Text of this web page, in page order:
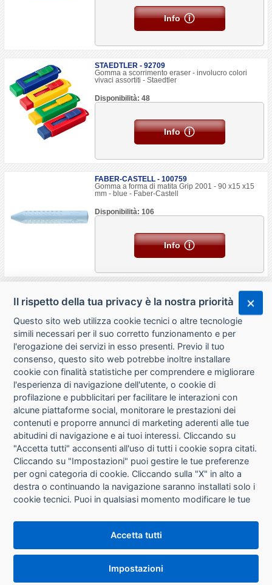
Info
STAEDTLER - 92709
Gomma a scorrimento eraser - involucro colori
vivaci assortiti - Staedtler
Disponibilità: 48
Info
FABER-CASTELL - 100759
Gomma a forma di matita Grip 2001 - 90 x15 x15
mm - blue - Faber-Castell
Disponibilità: 106
Info
CHI SIAMO
CONTATTI
CONDIZIONI DI VENDITA
RICHIESTA RECESSO
PRIVACY
Il rispetto della tua privacy è la nostra priorità
Questo sito web utilizza cookie tecnici o altre tecnologie
simili necessari per il suo corretto funzionamento e per
l'erogazione dei servizi in esso presenti. Previo il tuo
consenso, questo sito web potrebbe inoltre installare
cookie con finalità statistiche per comprendere e migliorare
l'esperienza di navigazione dell'utente, o cookie di
profilazione e pubblicitari per facilitare le interazioni con
alcune piattaforme social, monitorare le prestazioni dei
contenuti e proporre annunci di marketing aderenti alle tue
abitudini di navigazione e ai tuoi interessi. Cliccando su
"Accetta tutti" acconsenti all'uso di tutti i cookie sopra citati.
Cliccando su "Impostazioni" puoi gestire le tue preferenze
per ogni categoria di cookie. Cliccando sulla "X" in alto a
destra o continuando la navigazione saranno installati solo i
cookie tecnici. Puoi in qualsiasi momento modificare le tue
che si trova in fondo alle pagine del sito. Per maggiori
informazioni consulta la nostraInformativa sui cookie
Accetta tutti
Impostazioni